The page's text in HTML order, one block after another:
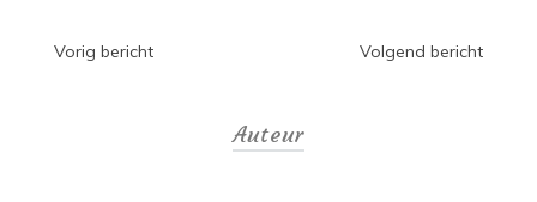
Bericht
Vorig bericht Volgend bericht
Auteur